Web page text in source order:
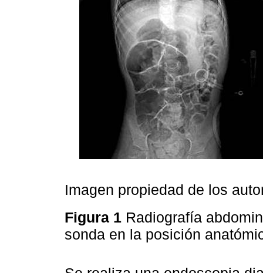
Imagen propiedad de los
Figura 1 Radiografía
sonda en la posición